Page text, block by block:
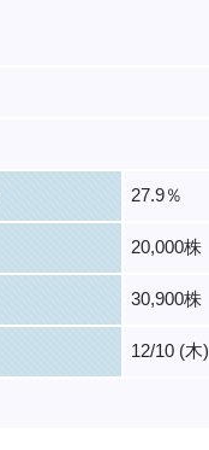
27.9％
20,000株
30,900株
12/10 (木)